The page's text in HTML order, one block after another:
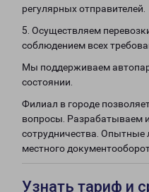
регулярных отправителей.
5. Осуществляем
соблюдением всех
Мы поддерживаем
состоянии.
Филиал в городе
вопросы. Разрабатываем
сотрудничества.
местного
Узнать тариф и